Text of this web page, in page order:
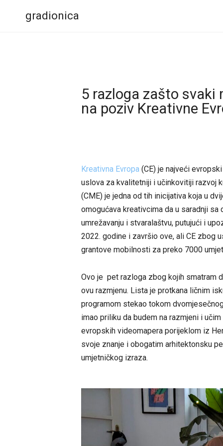
gradionica
5 razloga zašto
na poziv Kreativne
Kreativna Evropa(CE) je najveći
uslova za kvalitetniji i učinkovitiji razvoj
(CME) je jedna od tih inicijativa koja u
omogućava kreativcima da u saradnji
umrežavanju i stvaralaštvu, putujući i
2022. godine i završio ove, ali CE zbog
grantove mobilnosti za preko 7000
Ovo je pet razloga zbog kojih smatram
ovu razmjenu. Lista je protkana ličnim
programom stekao tokom
imao priliku da budem na razmjeni i
evropskih videomapera porijeklom iz
svoje znanje i obogatim arhitektonsku
umjetničkog izraza.